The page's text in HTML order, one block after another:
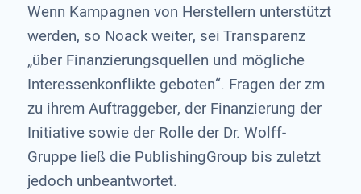
Wenn Kampagnen von Herstellern unterstützt
werden, so Noack weiter, sei Transparenz
„über Finanzierungsquellen und mögliche
Interessenkonflikte geboten“. Fragen der zm
zu ihrem Auftraggeber, der Finanzierung der
Initiative sowie der Rolle der Dr. Wolff-
Gruppe ließ die PublishingGroup bis zuletzt
jedoch unbeantwortet.